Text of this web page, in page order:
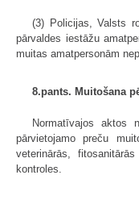
(3) Policijas, Valsts
pārvaldes iestāžu
muitas amatpersonām
8.pants. Muitošana
Normatīvajos aktos
pārvietojamo preču
veterinārās,
kontroles.